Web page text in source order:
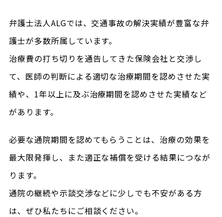
弁護士法人ALGでは、交通事故の解決実績が豊富な弁
護士が多数所属しています。
治療費の打ち切りを通告してきた保険会社と交渉し
て、医師の判断による適切な治療期間を認めさせた実
績や、1年以上に及ぶ治療期間を認めさせた実績など
があります。
必要な通院期間を認めてもらうことは、治療の効果を
最大限発揮し、また適正な補償を受ける結果につなが
ります。
通院の継続や示談交渉などに少しでも不安がある方
は、ぜひ私たちにご相談ください。